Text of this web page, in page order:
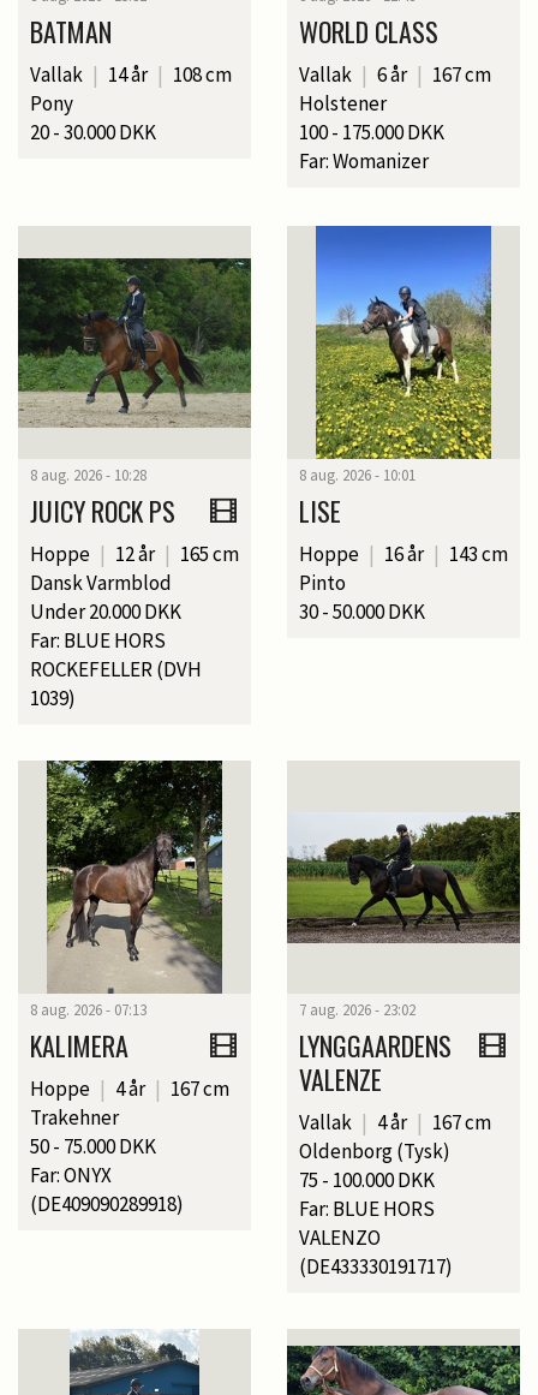
BATMAN
Vallak | 14 år | 108 cm
Pony
20 - 30.000 DKK
WORLD CLASS
Vallak | 6 år | 167 cm
Holstener
100 - 175.000 DKK
Far: Womanizer
8 aug. 2026 - 10:28
JUICY ROCK PS
Hoppe | 12 år | 165 cm
Dansk Varmblod
Under 20.000 DKK
Far: BLUE HORS
ROCKEFELLER (DVH
1039)
8 aug. 2026 - 10:01
LISE
Hoppe | 16 år | 143 cm
Pinto
30 - 50.000 DKK
8 aug. 2026 - 07:13
KALIMERA
Hoppe | 4 år | 167 cm
Trakehner
50 - 75.000 DKK
Far: ONYX
(DE409090289918)
7 aug. 2026 - 23:02
LYNGGAARDENS
VALENZE
Vallak | 4 år | 167 cm
Oldenborg (Tysk)
75 - 100.000 DKK
Far: BLUE HORS
VALENZO
(DE433330191717)